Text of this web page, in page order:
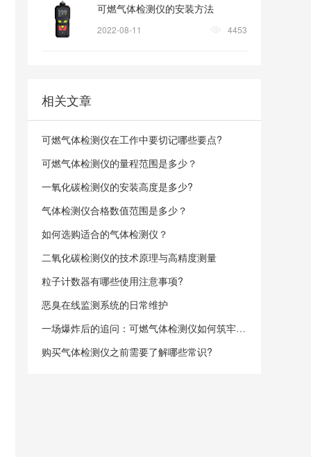
可燃气体检测仪的安装方法
2022-08-11 4453
相关文章
可燃气体检测仪在工作中要切记哪些要点?
可燃气体检测仪的量程范围是多少？
一氧化碳检测仪的安装高度是多少?
气体检测仪合格数值范围是多少？
如何选购适合的气体检测仪？
二氧化碳检测仪的技术原理与高精度测量
粒子计数器有哪些使用注意事项?
恶臭在线监测系统的日常维护
一场爆炸后的追问：可燃气体检测仪如何筑牢安全防线？
购买气体检测仪之前需要了解哪些常识?